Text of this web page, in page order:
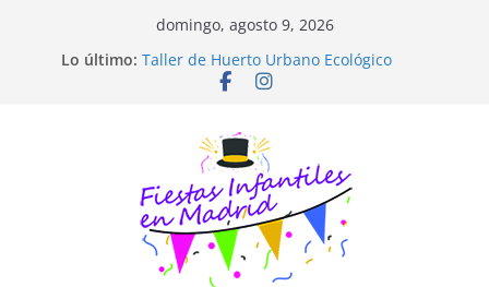
domingo, agosto 9, 2026
Lo último: Taller de Huerto Urbano Ecológico
TALLER FOTOGRAFÍA LA NATURALEZA
Trivial Virtual para niños